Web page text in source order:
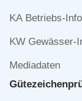
KA Betriebs-Info
KW Gewässer-
Mediadaten